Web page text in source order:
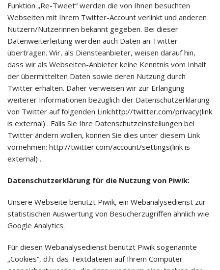
Funktion „Re-Tweet“ werden die von Ihnen besuchten
Webseiten mit Ihrem Twitter-Account verlinkt und anderen
Nutzern/Nutzerinnen bekannt gegeben. Bei dieser
Datenweiterleitung werden auch Daten an Twitter
übertragen. Wir, als Diensteanbieter, weisen darauf hin,
dass wir als Webseiten-Anbieter keine Kenntnis vom Inhalt
der übermittelten Daten sowie deren Nutzung durch
Twitter erhalten. Daher verweisen wir zur Erlangung
weiterer Informationen bezüglich der Datenschutzerklärung
von Twitter auf folgenden Link:http://twitter.com/privacy(link
is external) . Falls Sie Ihre Datenschutzeinstellungen bei
Twitter ändern wollen, können Sie dies unter diesem Link
vornehmen: http://twitter.com/account/settings(link is
external) .
Datenschutzerklärung für die Nutzung von Piwik:
Unsere Webseite benutzt Piwik, ein Webanalysedienst zur
statistischen Auswertung von Besucherzugriffen ähnlich wie
Google Analytics.
Für diesen Webanalysedienst benutzt Piwik sogenannte
„Cookies“, d.h. das Textdateien auf Ihrem Computer